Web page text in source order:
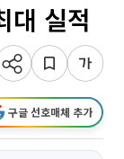
대 실적
구글 선호매체 추가